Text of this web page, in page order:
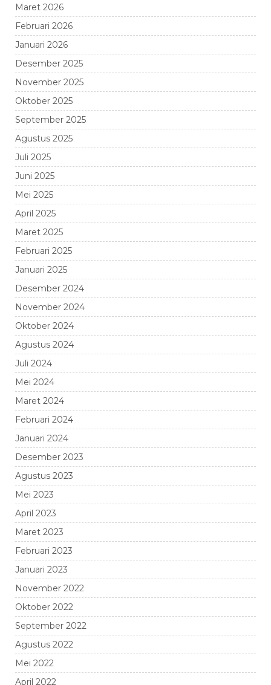
Maret 2026
Februari 2026
Januari 2026
Desember 2025
November 2025
Oktober 2025
September 2025
Agustus 2025
Juli 2025
Juni 2025
Mei 2025
April 2025
Maret 2025
Februari 2025
Januari 2025
Desember 2024
November 2024
Oktober 2024
Agustus 2024
Juli 2024
Mei 2024
Maret 2024
Februari 2024
Januari 2024
Desember 2023
Agustus 2023
Mei 2023
April 2023
Maret 2023
Februari 2023
Januari 2023
November 2022
Oktober 2022
September 2022
Agustus 2022
Mei 2022
April 2022